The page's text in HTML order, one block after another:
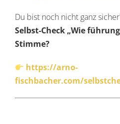
Du bist noch nicht ganz
Selbst-Check „Wie
Stimme?
https://arno-
fischbacher.com/